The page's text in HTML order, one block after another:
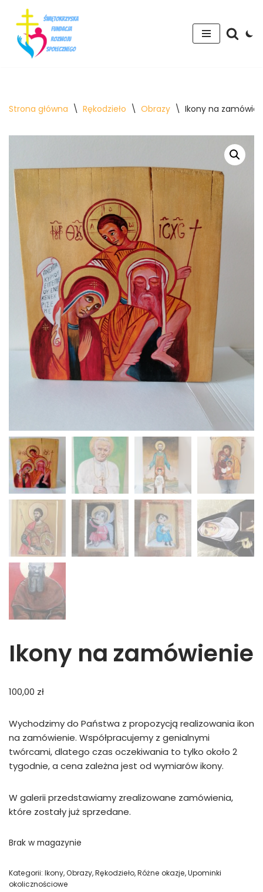
Przejdź
do
treści
Strona główna \ Rękodzieło \ Obrazy \ Ikony na
Ikony na zamówienie
100,00 zł
Wychodzimy do Państwa z propozycją realizowania ikon
na zamówienie. Współpracujemy z genialnymi
twórcami, dlatego czas oczekiwania to tylko około 2
tygodnie, a cena zależna jest od wymiarów ikony.
W galerii przedstawiamy zrealizowane zamówienia,
które zostały już sprzedane.
Brak w magazynie
Kategorii: Ikony,Obrazy,Rękodzieło,Różne okazje,Upominki
okolicznościowe